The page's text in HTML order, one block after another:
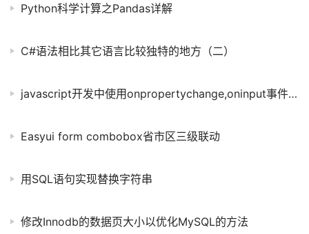
Python科学计算之Pandas详解
C#语法相比其它语言比较独特的地方（二）
javascript开发中使用onpropertychange,oninput事件解决onchange事件的不足
Easyui form combobox省市区三级联动
用SQL语句实现替换字符串
修改Innodb的数据页大小以优化MySQL的方法